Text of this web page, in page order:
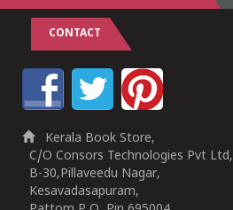
CONTACT
Kerala Book Store,
C/O Consors Technologies Pvt Ltd,
B-30,Pillaveedu Nagar,
Kesavadasapuram,